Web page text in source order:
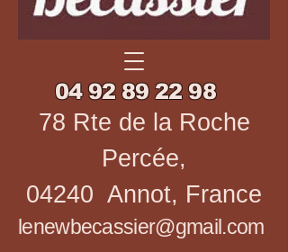
04 92 89 22 98
lenewbecassier@gmail.com
78 Rte de la Roche
Percée,
04240 Annot, France